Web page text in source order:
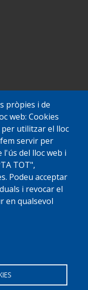
pròpies i de
web: Cookies
per utilitzar el lloc
servir per
del lloc web i
TOT",
Podeu acceptar
i revocar el
en qualsevol